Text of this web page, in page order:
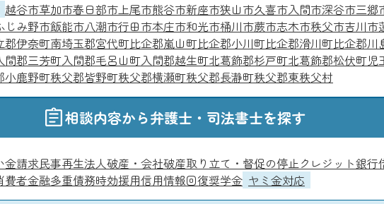
越谷市草加市春日部市上尾市熊谷市新座市狭山市久喜市入間市深谷市三郷
じみ野市飯能市八潮市行田市本庄市和光市桶川市蕨市志木市秩父市吉川市
郡伊奈町南埼玉郡宮代町比企郡嵐山町比企郡小川町比企郡滑川町比企郡川
間郡三芳町入間郡毛呂山町入間郡越生町北葛飾郡杉戸町北葛飾郡松伏町児
小鹿野町秩父郡皆野町秩父郡横瀬町秩父郡長瀞町秩父郡東秩父村
相談内容から弁護士・司法書士を探す
金請求民事再生法人破産・会社破産取り立て・督促の停止クレジット銀行
費者金融多重債務時効援用信用情報回復奨学金 ヤミ金対応